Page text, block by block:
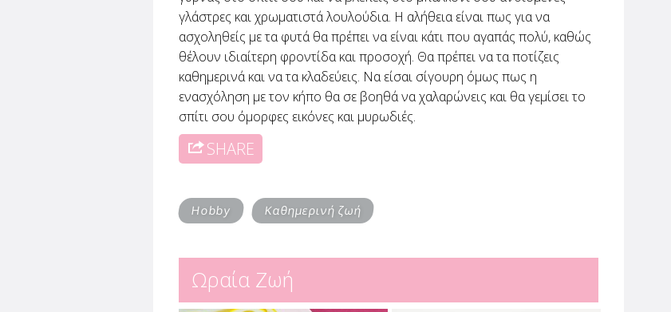
γλάστρες και χρωματιστά λουλούδια. Η αλήθεια είναι πως για να
ασχοληθείς με τα φυτά θα πρέπει να είναι κάτι που αγαπάς πολύ, καθώς
θέλουν ιδιαίτερη φροντίδα και προσοχή. Θα πρέπει να τα ποτίζεις
καθημερινά και να τα κλαδεύεις. Να είσαι σίγουρη όμως πως η
ενασχόληση με τον κήπο θα σε βοηθά να χαλαρώνεις και θα γεμίσει το
σπίτι σου όμορφες εικόνες και μυρωδιές.
SHARE
Hobby Καθημερινή ζωή
Ωραία Ζωή